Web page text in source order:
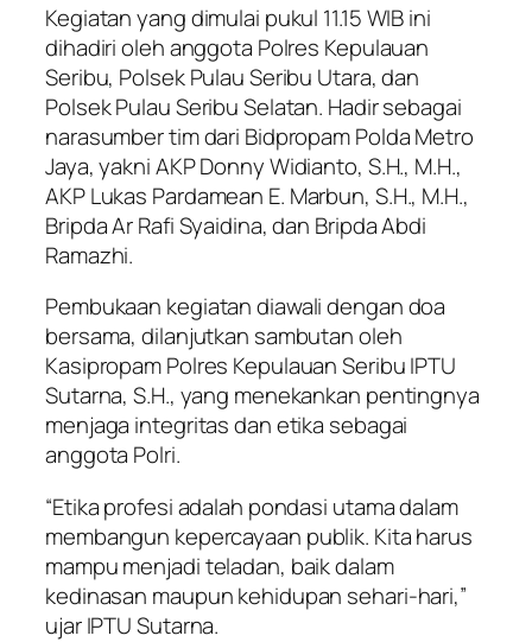
Kegiatan yang dimulai pukul 11.15 WIB ini
dihadiri oleh anggota Polres Kepulauan
Seribu, Polsek Pulau Seribu Utara, dan
Polsek Pulau Seribu Selatan. Hadir sebagai
narasumber tim dari Bidpropam Polda Metro
Jaya, yakni AKP Donny Widianto, S.H., M.H.,
AKP Lukas Pardamean E. Marbun, S.H., M.H.,
Bripda Ar Rafi Syaidina, dan Bripda Abdi
Ramazhi.
Pembukaan kegiatan diawali dengan doa
bersama, dilanjutkan sambutan oleh
Kasipropam Polres Kepulauan Seribu IPTU
Sutarna, S.H., yang menekankan pentingnya
menjaga integritas dan etika sebagai
anggota Polri.
“Etika profesi adalah pondasi utama dalam
membangun kepercayaan publik. Kita harus
mampu menjadi teladan, baik dalam
kedinasan maupun kehidupan sehari-hari,”
ujar IPTU Sutarna.